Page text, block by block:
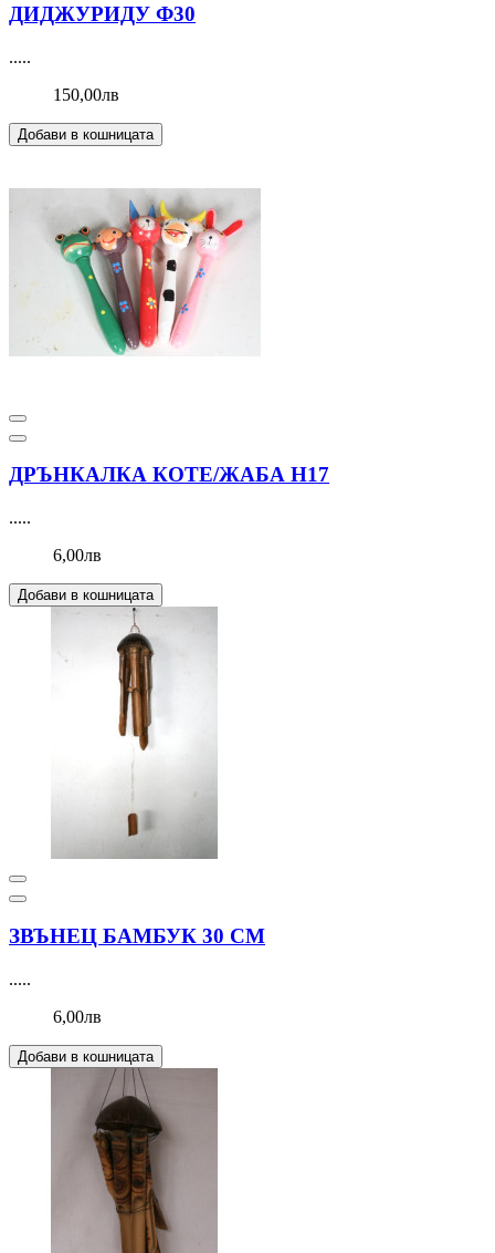
ДИДЖУРИДУ Ф30
.....
150,00лв
Добави в кошницата
ДРЪНКАЛКА КОТЕ/ЖАБА Н17
.....
6,00лв
Добави в кошницата
ЗВЪНЕЦ БАМБУК 30 СМ
.....
6,00лв
Добави в кошницата